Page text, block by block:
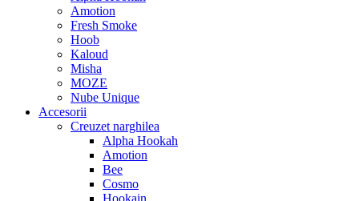
Amotion
Fresh Smoke
Hoob
Kaloud
Misha
MOZE
Nube Unique
Accesorii
Creuzet narghilea
Alpha Hookah
Amotion
Bee
Cosmo
Hookain